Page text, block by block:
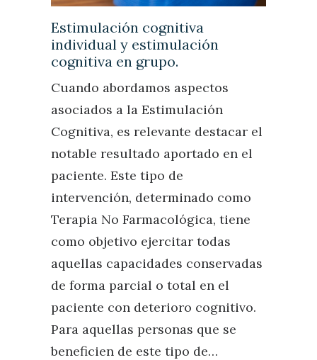
Estimulación cognitiva
individual y estimulación
cognitiva en grupo.
Cuando abordamos aspectos
asociados a la Estimulación
Cognitiva, es relevante destacar el
notable resultado aportado en el
paciente. Este tipo de
intervención, determinado como
Terapia No Farmacológica, tiene
como objetivo ejercitar todas
aquellas capacidades conservadas
de forma parcial o total en el
paciente con deterioro cognitivo.
Para aquellas personas que se
beneficien de este tipo de…